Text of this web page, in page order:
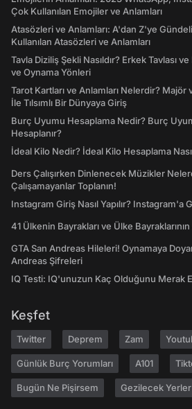
Çok Kullanılan Emojiler ve Anlamları
Atasözleri ve Anlamları: A'dan Z'ye
Kullanılan Atasözleri ve Anlamları
Tavla Diziliş Şekli Nasıldır? Erkek Tavlası
ve Oynama Yönleri
Tarot Kartları ve Anlamları Nelerdir?
İle Tılsımlı Bir Dünyaya Giriş
Burç Uyumu Hesaplama Nedir? Burç
Hesaplanır?
İdeal Kilo Nedir? İdeal Kilo Hesaplama Nasıl
Ders Çalışırken Dinlenecek Müzikler
Çalışamayanlar Toplanın!
Instagram Giriş Nasıl Yapılır? Instagram'a
41 Ülkenin Bayrakları ve Ülke Bayraklarının
GTA San Andreas Hileleri! Oynamaya
Andreas Şifreleri
IQ Testi: IQ'unuzun Kaç Olduğunu Merak
Keşfet
Twitter Deprem Zam
Günlük Burç Yorumları A101
Bugün Ne Pişirsem Gezilecek Yerler